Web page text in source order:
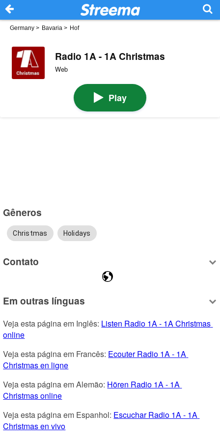
Germany > Bavaria > Hof
Radio 1A - 1A Christmas
Web
Play
Gêneros
Christmas Holidays
Contato
Em outras línguas
Veja esta página em Inglês: Listen Radio 1A - 1A Christmas
online
Veja esta página em Francês: Ecouter Radio 1A - 1A
Christmas en ligne
Veja esta página em Alemão: Hören Radio 1A - 1A
Christmas online
Veja esta página em Espanhol: Escuchar Radio 1A - 1A
Christmas en vivo